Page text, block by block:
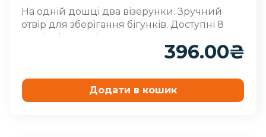
На одній дошці два візерунки. Зручний
отвір для зберігання бігунків. Доступні 8
видів візерунків. ..
396.00₴
Додати в кошик